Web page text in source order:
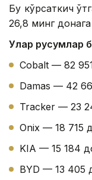
Бу кўрсаткич
26,8 минг
Улар русумлар
Cobalt — 82
Damas — 42
Tracker — 23
Onix — 18 715
KIA — 15 184
BYD — 13 405